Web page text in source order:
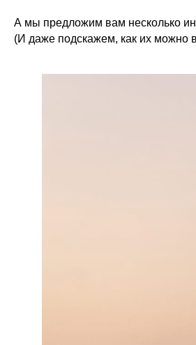
А мы предложим вам несколько
(И даже подскажем, как их можно